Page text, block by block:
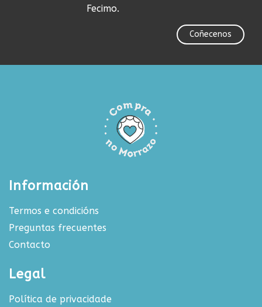
Fecimo.
Coñecenos
Información
Termos e condicións
Preguntas frecuentes
Contacto
Legal
Política de privacidade